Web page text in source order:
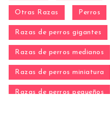
Otras Razas Perros
Razas de perros gigantes
Razas de perros medianos
Razas de perros miniatura
Razas de perros pequeños